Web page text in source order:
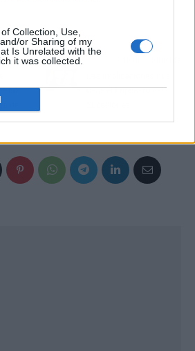
Collection, Use,
or Sharing of my
Is Unrelated with the
it was collected.
60
de
tiene el Impuesto de